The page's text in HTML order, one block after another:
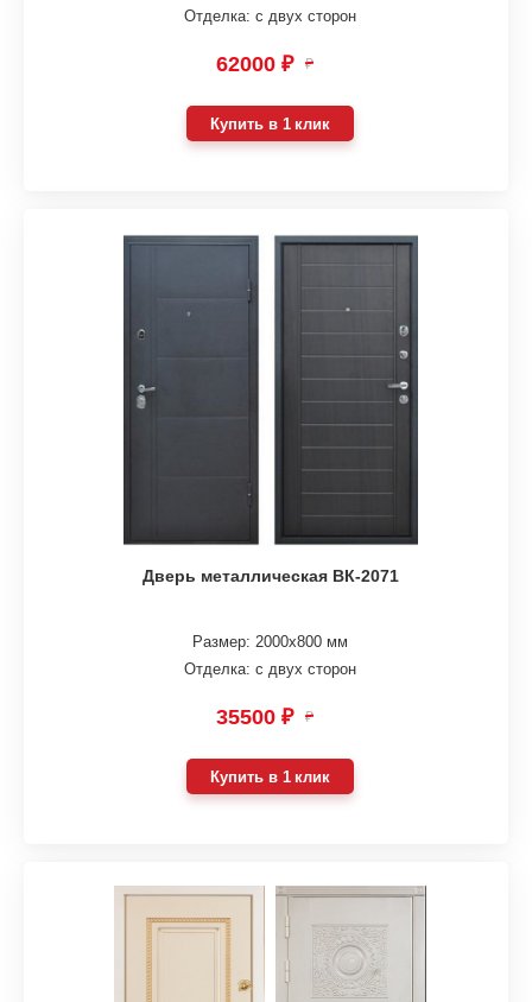
Отделка: с двух сторон
62000 ₽ ₽
Купить в 1 клик
Дверь металлическая ВК-2071
Размер: 2000х800 мм
Отделка: с двух сторон
35500 ₽ ₽
Купить в 1 клик